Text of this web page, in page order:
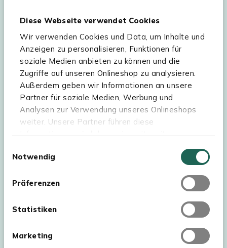
Diese Webseite verwendet Cookies
Wir verwenden Cookies und Data, um Inhalte und
Anzeigen zu personalisieren, Funktionen für
soziale Medien anbieten zu können und die
Zugriffe auf unseren Onlineshop zu analysieren.
Außerdem geben wir Informationen an unsere
Partner für soziale Medien, Werbung und
Analysen zur Verwendung unseres Onlineshops
weiter. Unsere Partner führen diese
Informationen möglicherweise mit weiteren
haben oder die sie im Rahmen Ihrer Nutzung der
Webseite müssen Sie die Cookies akzeptieren.
Notwendig
Präferenzen
Statistiken
Marketing
Hilfe & Service
Sortiment
Kees Smit Gartenmöbel
Experience Stores XXL